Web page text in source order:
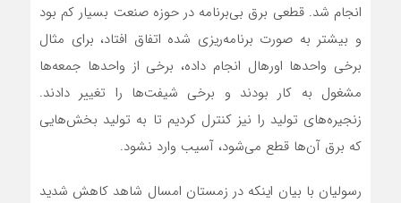
انجام شد. قطعی برق بی‌برنامه در حوزه صنعت بسیار کم بود
و بیشتر به صورت برنامه‌ریزی شده اتفاق افتاد، برای مثال
برخی واحدها اورهال انجام داده، برخی از واحدها جمعه‌ها
مشغول به کار بودند و برخی شیفت‌ها را تغییر دادند.
زنجیره‌های تولید را نیز کنترل کردیم تا به تولید بخش‌هایی
که برق آن‌ها قطع می‌شود، آسیب وارد نشود.
رسولیان با بیان اینکه در زمستان امسال شاهد کاهش شدید